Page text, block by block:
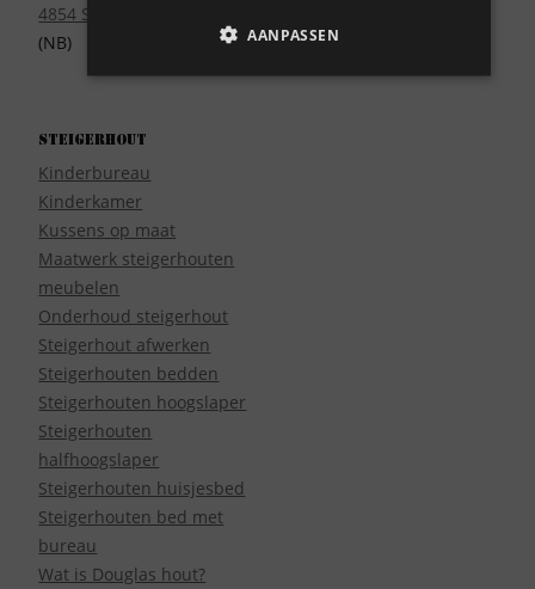
4854 SE Bavel
(NB)
Steigerhout
Kinderbureau
Kinderkamer
Kussens op maat
Maatwerk steigerhouten
meubelen
Onderhoud steigerhout
Steigerhout afwerken
Steigerhouten bedden
Steigerhouten hoogslaper
Steigerhouten
halfhoogslaper
Steigerhouten huisjesbed
Steigerhouten bed met
bureau
Wat is Douglas hout?
AANPASSEN